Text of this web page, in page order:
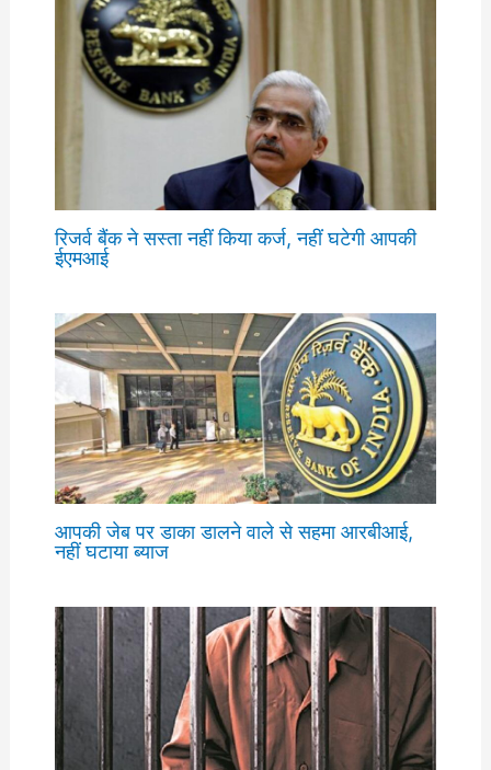
रिजर्व बैंक ने सस्ता नहीं किया कर्ज, नहीं घटेगी आपकी
ईएमआई
आपकी जेब पर डाका डालने वाले से सहमा आरबीआई,
नहीं घटाया ब्याज